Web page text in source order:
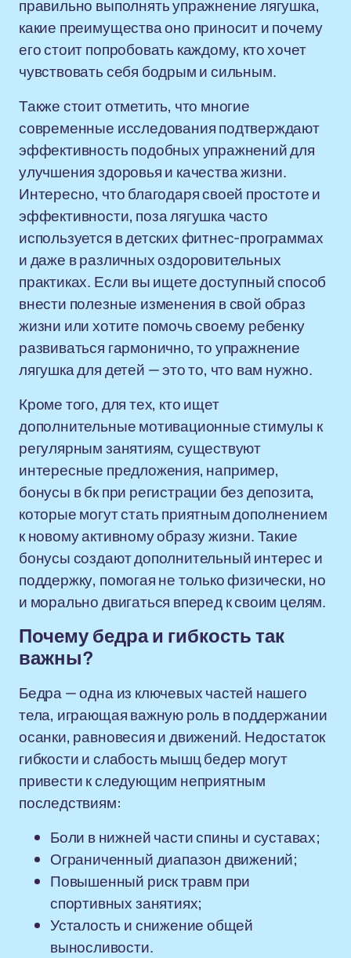
правильно выполнять упражнение лягушка,
какие преимущества оно приносит и почему
его стоит попробовать каждому, кто хочет
чувствовать себя бодрым и сильным.
Также стоит отметить, что многие
современные исследования подтверждают
эффективность подобных упражнений для
улучшения здоровья и качества жизни.
Интересно, что благодаря своей простоте и
эффективности, поза лягушка часто
используется в детских фитнес-программах
и даже в различных оздоровительных
практиках. Если вы ищете доступный способ
внести полезные изменения в свой образ
жизни или хотите помочь своему ребенку
развиваться гармонично, то упражнение
лягушка для детей — это то, что вам нужно.
Кроме того, для тех, кто ищет
дополнительные мотивационные стимулы к
регулярным занятиям, существуют
интересные предложения, например,
бонусы в бк при регистрации без депозита,
которые могут стать приятным дополнением
к новому активному образу жизни. Такие
бонусы создают дополнительный интерес и
поддержку, помогая не только физически, но
и морально двигаться вперед к своим целям.
Почему бедра и гибкость так
важны?
Бедра — одна из ключевых частей нашего
тела, играющая важную роль в поддержании
осанки, равновесия и движений. Недостаток
гибкости и слабость мышц бедер могут
привести к следующим неприятным
последствиям:
Боли в нижней части спины и суставах;
Ограниченный диапазон движений;
Повышенный риск травм при
спортивных занятиях;
Усталость и снижение общей
выносливости.